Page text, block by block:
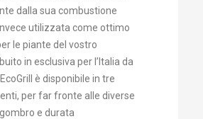
dalla sua combustione
utilizzata come ottimo
le piante del vostro
in esclusiva per l’Italia da
è disponibile in tre
per far fronte alle diverse
e durata